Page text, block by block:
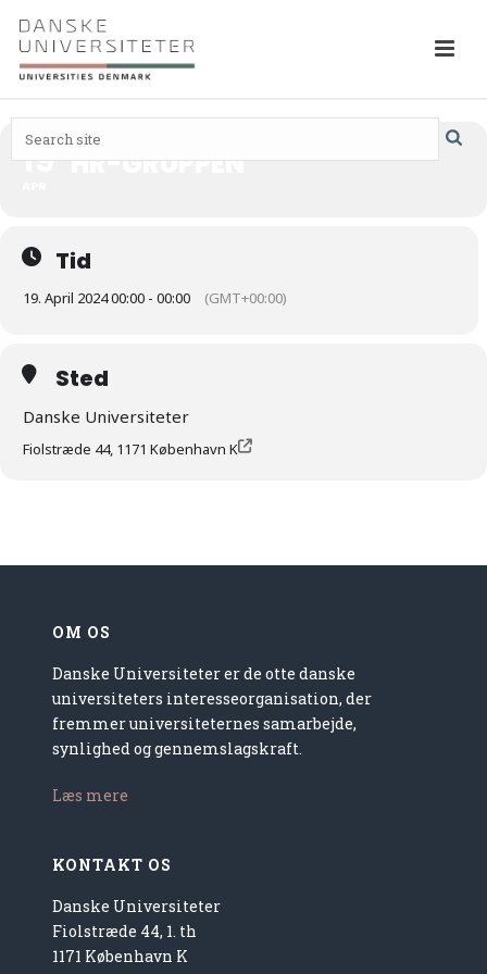
19 HR-GRUPPEN
Tid
19. April 2024 00:00 - 00:00 (GMT+00:00)
Sted
Danske Universiteter
Fiolstræde 44, 1171 København K
OM OS
Danske Universiteter er de otte danske
universiteters interesseorganisation, der
fremmer universiteternes samarbejde,
synlighed og gennemslagskraft.
Læs mere
KONTAKT OS
Danske Universiteter
Fiolstræde 44, 1. th
1171 København K